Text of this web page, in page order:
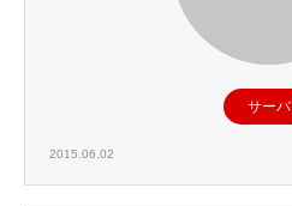
サーバ
2015.06.02